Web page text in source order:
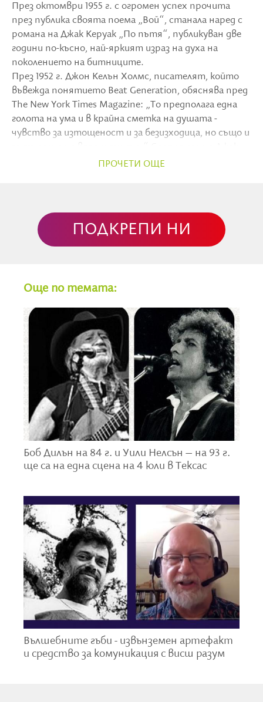
През октомври 1955 г. с огромен успех прочита
през публика своята поема „Вой“, станала наред с
романа на Джак Керуак „По пътя“, публикуван две
години по-късно, най-яркият израз на духа на
поколението на битниците.
През 1952 г. Джон Келън Холмс, писателят, който
въвежда понятието Beat Generation, обяснява пред
The New York Times Magazine: „То предполага една
голота на ума и в крайна сметка на душата -
чувство за изтощеност и за безизходица, но също и
Керуак пък „beat означава беден, пречупен... но и
търсеше нов език за истината.“
Поезията на Гинсбърг не просто е четена и
рецитирана. Музикални рецитали с текстовете на
проекти с Пол Маккартни показва колко директно
Алън Гинсбърг умира на 71 години от рак на черния
дроб, влошен от хепатит, 5 април 1997 г. в Ийст
Вилидж, Ню Йорк.
Не мисля, че има някаква истина. Има само
гледни точки.
Видях най-добрите умове на моето поколение,
унищожени от лудост, гладуващи, истерично
голи, влачещи се по негърските улици на
разсъмване, търсещи гневно решение -
хипстъри с ангелски глави, изгарящи за
древната небесна връзка със звездното
динамо в машината на нощта.
ПРОЧЕТИ ОЩЕ
ПОДКРЕПИ НИ
Още по темата:
Боб Дилън на 84 г. и Уили Нелсън – на 93 г.
ще са на една сцена на 4 юли в Тексас
Вълшебните гъби - извънземен артефакт
и средство за комуникация с висш разум